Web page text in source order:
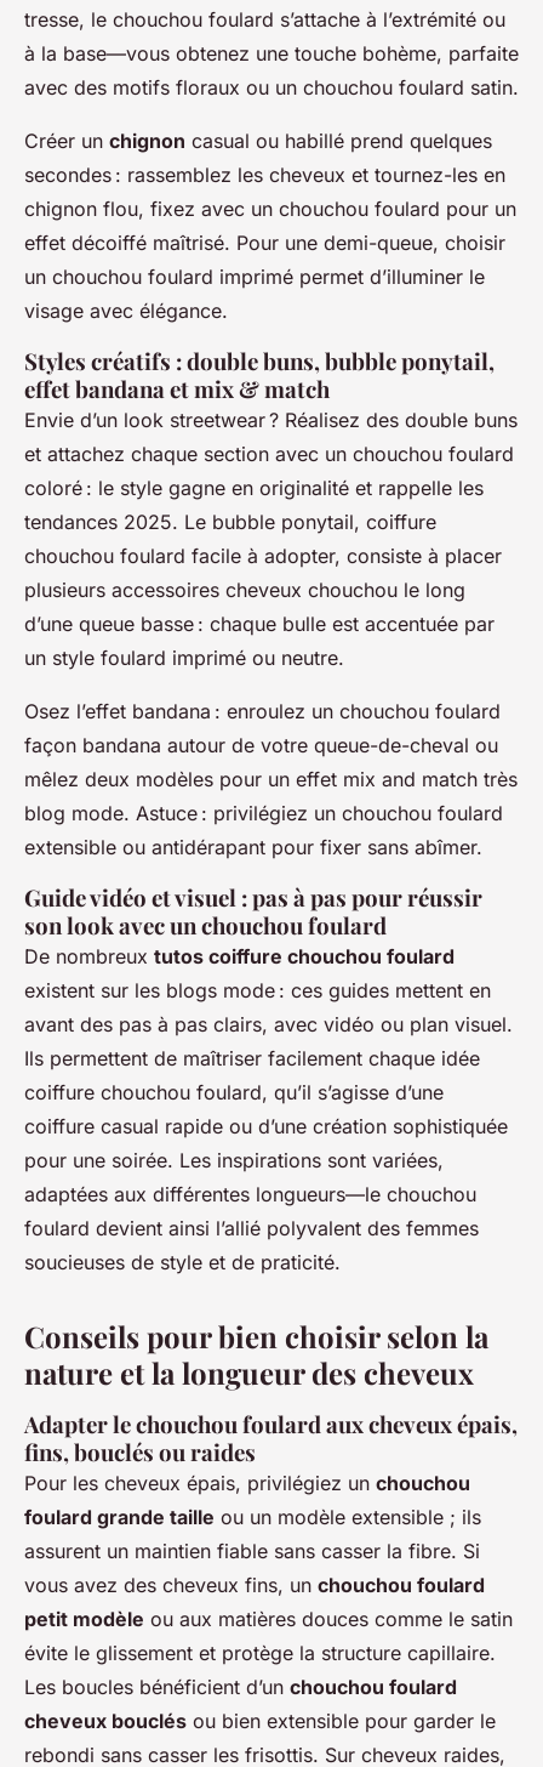
tresse, le chouchou foulard s’attache à l’extrémité ou
à la base—vous obtenez une touche bohème, parfaite
avec des motifs floraux ou un chouchou foulard satin.
Créer un chignon casual ou habillé prend quelques
secondes : rassemblez les cheveux et tournez-les en
chignon flou, fixez avec un chouchou foulard pour un
effet décoiffé maîtrisé. Pour une demi-queue, choisir
un chouchou foulard imprimé permet d’illuminer le
visage avec élégance.
Styles créatifs : double buns, bubble ponytail,
effet bandana et mix & match
Envie d’un look streetwear ? Réalisez des double buns
et attachez chaque section avec un chouchou foulard
coloré : le style gagne en originalité et rappelle les
tendances 2025. Le bubble ponytail, coiffure
chouchou foulard facile à adopter, consiste à placer
plusieurs accessoires cheveux chouchou le long
d’une queue basse : chaque bulle est accentuée par
un style foulard imprimé ou neutre.
Osez l’effet bandana : enroulez un chouchou foulard
façon bandana autour de votre queue-de-cheval ou
mêlez deux modèles pour un effet mix and match très
blog mode. Astuce : privilégiez un chouchou foulard
extensible ou antidérapant pour fixer sans abîmer.
Guide vidéo et visuel : pas à pas pour réussir
son look avec un chouchou foulard
De nombreux tutos coiffure chouchou foulard
existent sur les blogs mode : ces guides mettent en
avant des pas à pas clairs, avec vidéo ou plan visuel.
Ils permettent de maîtriser facilement chaque idée
coiffure chouchou foulard, qu’il s’agisse d’une
coiffure casual rapide ou d’une création sophistiquée
pour une soirée. Les inspirations sont variées,
adaptées aux différentes longueurs—le chouchou
foulard devient ainsi l’allié polyvalent des femmes
soucieuses de style et de praticité.
Conseils pour bien choisir selon la
nature et la longueur des cheveux
Adapter le chouchou foulard aux cheveux épais,
fins, bouclés ou raides
Pour les cheveux épais, privilégiez un chouchou
foulard grande taille ou un modèle extensible ; ils
assurent un maintien fiable sans casser la fibre. Si
vous avez des cheveux fins, un chouchou foulard
petit modèle ou aux matières douces comme le satin
évite le glissement et protège la structure capillaire.
Les boucles bénéficient d’un chouchou foulard
cheveux bouclés ou bien extensible pour garder le
rebondi sans casser les frisottis. Sur cheveux raides,